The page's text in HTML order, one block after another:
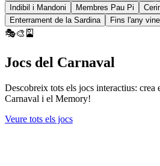
Indibil i Mandoni
Membres Pau Pi
Enterrament de la Sardina
Fins l'any
🎭🎨 🎴
Jocs del Carnaval
Descobreix tots els jocs interactius: crea
Carnaval i el Memory!
Veure tots els jocs